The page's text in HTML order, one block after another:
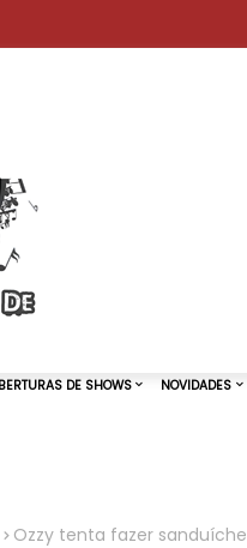
Ozzy tenta fazer